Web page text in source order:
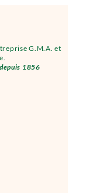
G.M.A. et
1856